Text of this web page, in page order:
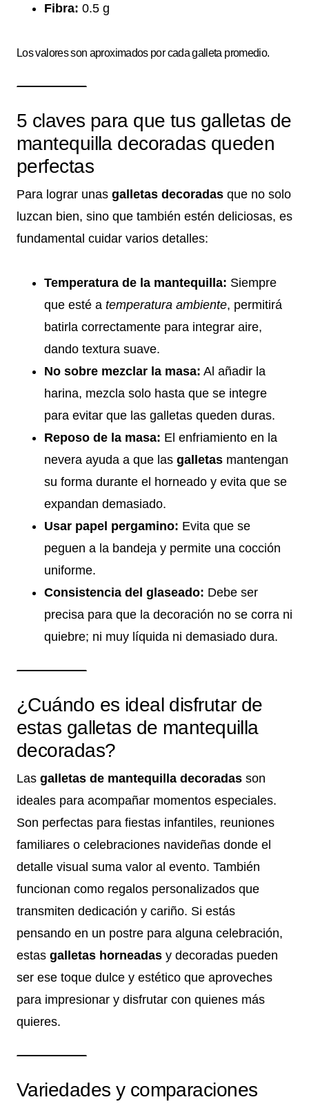
Fibra: 0.5 g
Los valores son aproximados por cada galleta promedio.
5 claves para que tus galletas de
mantequilla decoradas queden
perfectas
Para lograr unas galletas decoradas que no solo
luzcan bien, sino que también estén deliciosas, es
fundamental cuidar varios detalles:
Temperatura de la mantequilla: Siempre
que esté a temperatura ambiente, permitirá
batirla correctamente para integrar aire,
dando textura suave.
No sobre mezclar la masa: Al añadir la
harina, mezcla solo hasta que se integre
para evitar que las galletas queden duras.
Reposo de la masa: El enfriamiento en la
nevera ayuda a que las galletas mantengan
su forma durante el horneado y evita que se
expandan demasiado.
Usar papel pergamino: Evita que se
peguen a la bandeja y permite una cocción
uniforme.
Consistencia del glaseado: Debe ser
precisa para que la decoración no se corra ni
quiebre; ni muy líquida ni demasiado dura.
¿Cuándo es ideal disfrutar de
estas galletas de mantequilla
decoradas?
Las galletas de mantequilla decoradas son
ideales para acompañar momentos especiales.
Son perfectas para fiestas infantiles, reuniones
familiares o celebraciones navideñas donde el
detalle visual suma valor al evento. También
funcionan como regalos personalizados que
transmiten dedicación y cariño. Si estás
pensando en un postre para alguna celebración,
estas galletas horneadas y decoradas pueden
ser ese toque dulce y estético que aproveches
para impresionar y disfrutar con quienes más
quieres.
Variedades y comparaciones